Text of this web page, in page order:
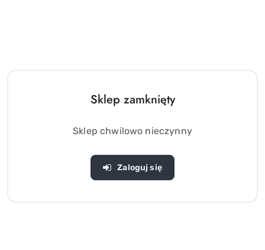
Sklep zamknięty
Sklep chwilowo nieczynny
Zaloguj się